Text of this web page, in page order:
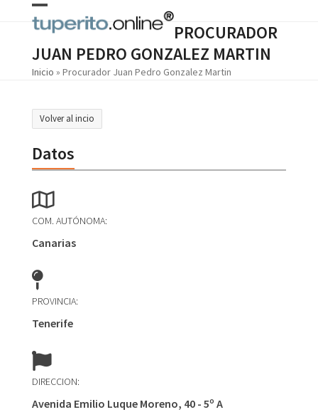
Open
mobile
menu
Close
mobile
menu
PROCURADOR
JUAN PEDRO GONZALEZ MARTIN
Inicio » Procurador Juan Pedro Gonzalez Martin
Volver al incio
Datos
COM. AUTÓNOMA:
Canarias
PROVINCIA:
Tenerife
DIRECCION:
Avenida Emilio Luque Moreno, 40 - 5º A